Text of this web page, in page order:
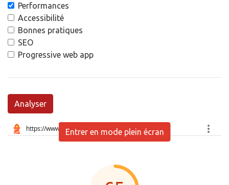
Performances
Accessibilité
Bonnes pratiques
SEO
Progressive web app
Analyser
Entrer en mode plein écran